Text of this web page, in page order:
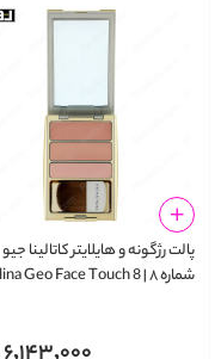
پالت رژگونه و هایلایتر کاتالینا جیو
شماره ۸ | Catalina Geo Face Touch 8